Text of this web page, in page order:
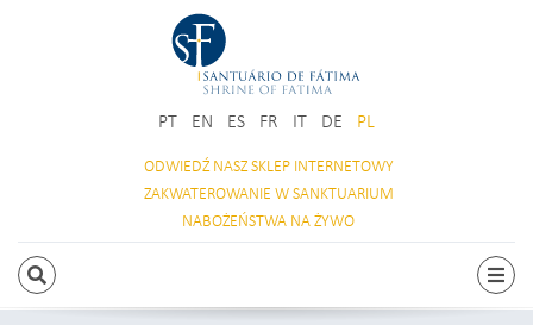
PT EN ES FR IT DE PL
ODWIEDŹ NASZSKLEP INTERNETOWY
ZAKWATEROWANIE W SANKTUARIUM
NABOŻEŃSTWA NA ŻYWO
SZUKAJ